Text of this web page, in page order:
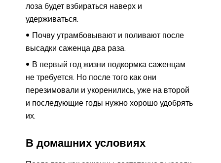
лоза будет взбираться наверх и
удерживаться.
Почву утрамбовывают и поливают после
высадки саженца два раза.
В первый год жизни подкормка саженцам
не требуется. Но после того как они
перезимовали и укоренились, уже на второй
и последующие годы нужно хорошо удобрять
их.
В домашних условиях